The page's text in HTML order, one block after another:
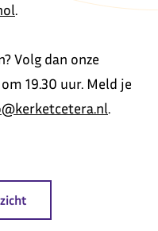
.
Volg dan onze
19.30 uur. Meld je
.